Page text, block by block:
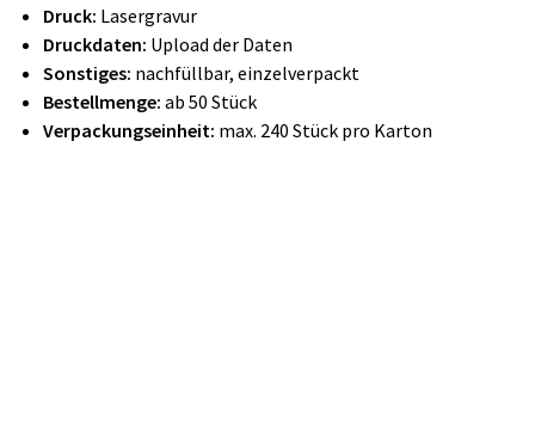
Druck: Lasergravur
Druckdaten: Upload der Daten
Sonstiges: nachfüllbar, einzelverpackt
Bestellmenge: ab 50 Stück
Verpackungseinheit: max. 240 Stück pro Karton